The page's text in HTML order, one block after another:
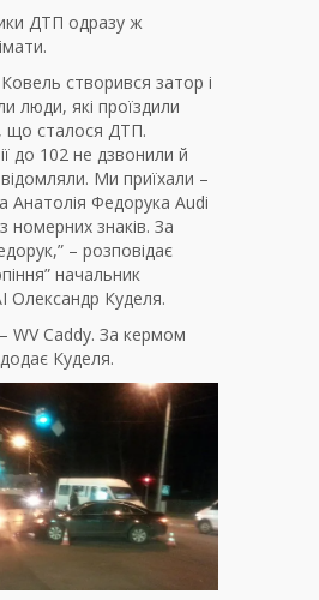
ДТП одразу ж
створився затор і
люди, які проїздили
що сталося ДТП.
до 102 не дзвонили й
Ми приїхали –
Анатолія Федорука Аudi
номерних знаків. За
– розповідає
начальник
Олександр Куделя.
WV Caddy. За кермом
Куделя.